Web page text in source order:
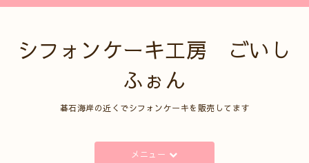
シフォンケーキ工房 ごいし
ふぉん
碁石海岸の近くでシフォンケーキを販売してます
メニュー